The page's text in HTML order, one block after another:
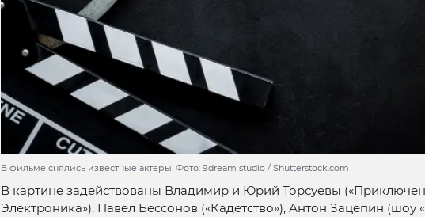
В фильме снялись известные актеры. Фото: 9dream studio / Shutterstock.com
В картине задействованы Владимир и Юрий Торсуевы
Электроника»), Павел Бессонов («Кадетство»), Антон Зацепин (шоу